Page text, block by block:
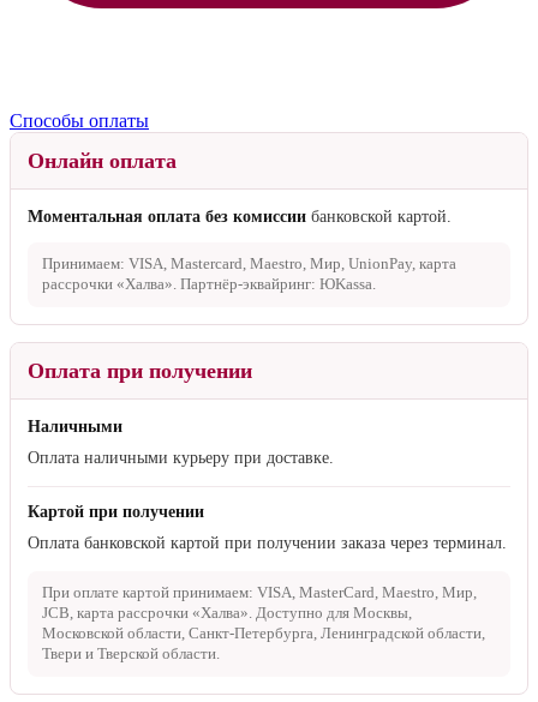
Способы оплаты
Онлайн оплата
Моментальная оплата без комиссии банковской картой.
Принимаем: VISA, Mastercard, Maestro, Мир, UnionPay, карта
рассрочки «Халва». Партнёр-эквайринг: ЮKassa.
Оплата при получении
Наличными
Оплата наличными курьеру при доставке.
Картой при получении
Оплата банковской картой при получении заказа через терминал.
При оплате картой принимаем: VISA, MasterCard, Maestro, Мир,
JCB, карта рассрочки «Халва». Доступно для Москвы,
Московской области, Санкт-Петербурга, Ленинградской области,
Твери и Тверской области.